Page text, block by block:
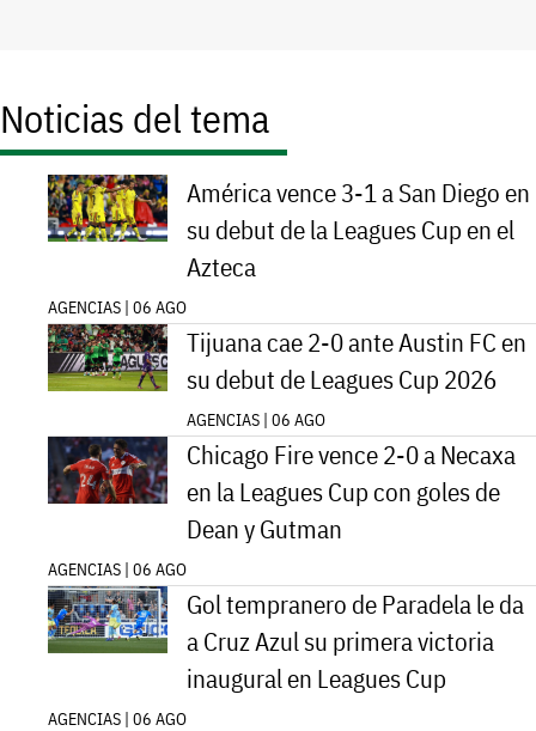
Noticias del tema
América vence 3-1 a San Diego en
su debut de la Leagues Cup en el
Azteca
AGENCIAS | 06 AGO
Tijuana cae 2-0 ante Austin FC en
su debut de Leagues Cup 2026
AGENCIAS | 06 AGO
Chicago Fire vence 2-0 a Necaxa
en la Leagues Cup con goles de
Dean y Gutman
AGENCIAS | 06 AGO
Gol tempranero de Paradela le da
a Cruz Azul su primera victoria
inaugural en Leagues Cup
AGENCIAS | 06 AGO